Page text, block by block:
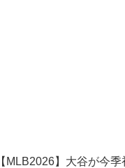
【MLB2026】大谷が今